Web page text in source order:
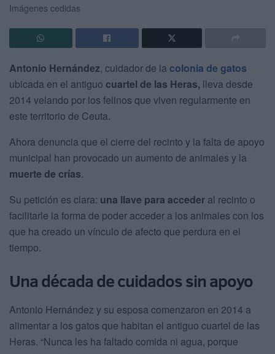
Imágenes cedidas
Antonio Hernández, cuidador de la colonia de gatos
ubicada en el antiguo cuartel de las Heras, lleva desde
2014 velando por los felinos que viven regularmente en
este territorio de Ceuta.
Ahora denuncia que el cierre del recinto y la falta de apoyo
municipal han provocado un aumento de animales y la
muerte de crías.
Su petición es clara: una llave para acceder al recinto o
facilitarle la forma de poder acceder a los animales con los
que ha creado un vínculo de afecto que perdura en el
tiempo.
Una década de cuidados sin apoyo
Antonio Hernández y su esposa comenzaron en 2014 a
alimentar a los gatos que habitan el antiguo cuartel de las
Heras. “Nunca les ha faltado comida ni agua, porque